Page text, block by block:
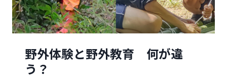
リ
エ
ン
野外体験と野外教育 何が違
う？